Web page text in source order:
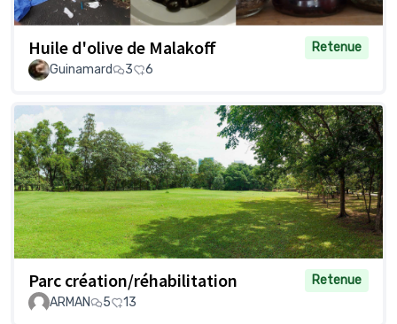
Huile d'olive de Malakoff
Retenue
Guinamard
3 6
Parc création/réhabilitation
Retenue
ARMAN
5 13